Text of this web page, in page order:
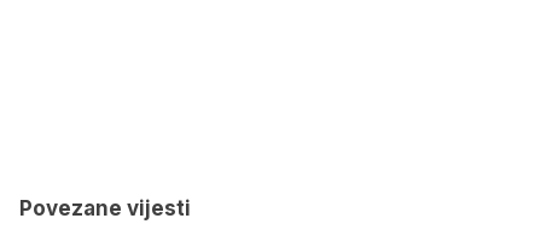
Povezane vijesti